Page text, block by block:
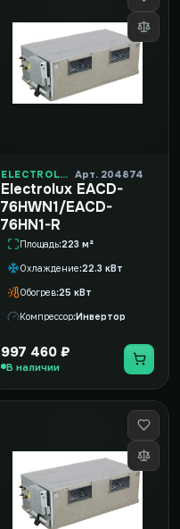
ELECTROLUX Арт. 204874
Electrolux EACD-
76HWN1/EACD-
76HN1-R
Площадь 223 м²
Охлаждение 22.3 кВт
Обогрев 25 кВт
Компрессор Инвертор
997 460 ₽
В наличии